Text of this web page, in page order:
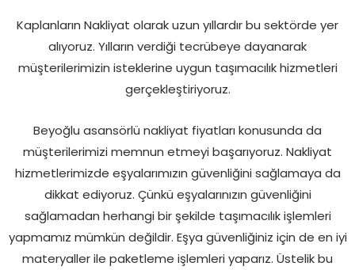
Kaplanların Nakliyat olarak uzun yıllardır bu sektörde yer
alıyoruz. Yılların verdiği tecrübeye dayanarak
müşterilerimizin isteklerine uygun taşımacılık hizmetleri
gerçekleştiriyoruz.
Beyoğlu asansörlü nakliyat fiyatları konusunda da
müşterilerimizi memnun etmeyi başarıyoruz. Nakliyat
hizmetlerimizde eşyalarımızın güvenliğini sağlamaya da
dikkat ediyoruz. Çünkü eşyalarınızın güvenliğini
sağlamadan herhangi bir şekilde taşımacılık işlemleri
yapmamız mümkün değildir. Eşya güvenliğiniz için de en iyi
materyaller ile paketleme işlemleri yaparız. Üstelik bu